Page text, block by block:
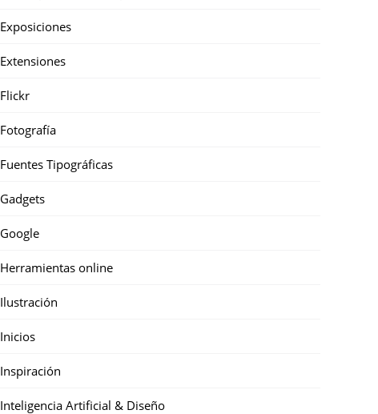
Exposiciones
Extensiones
Flickr
Fotografía
Fuentes Tipográficas
Gadgets
Google
Herramientas online
Ilustración
Inicios
Inspiración
Inteligencia Artificial & Diseño